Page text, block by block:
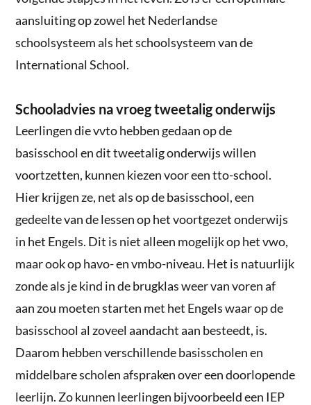
aansluiting op zowel het Nederlandse
schoolsysteem als het schoolsysteem van de
International School.
Schooladvies na vroeg tweetalig onderwijs
Leerlingen die vvto hebben gedaan op de
basisschool en dit tweetalig onderwijs willen
voortzetten, kunnen kiezen voor een tto-school.
Hier krijgen ze, net als op de basisschool, een
gedeelte van de lessen op het voortgezet onderwijs
in het Engels. Dit is niet alleen mogelijk op het vwo,
maar ook op havo- en vmbo-niveau. Het is natuurlijk
zonde als je kind in de brugklas weer van voren af
aan zou moeten starten met het Engels waar op de
basisschool al zoveel aandacht aan besteedt, is.
Daarom hebben verschillende basisscholen en
middelbare scholen afspraken over een doorlopende
leerlijn. Zo kunnen leerlingen bijvoorbeeld een IEP